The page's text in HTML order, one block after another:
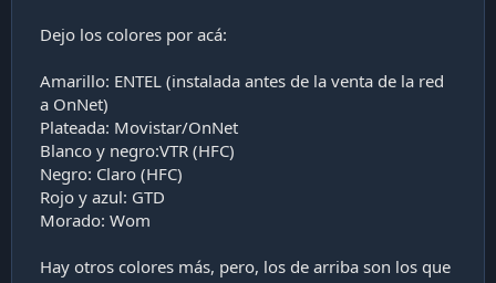
Dejo los colores por acá:
Amarillo: ENTEL (instalada antes de la venta de la red
a OnNet)
Plateada: Movistar/OnNet
Blanco y negro:VTR (HFC)
Negro: Claro (HFC)
Rojo y azul: GTD
Morado: Wom
Hay otros colores más, pero, los de arriba son los que